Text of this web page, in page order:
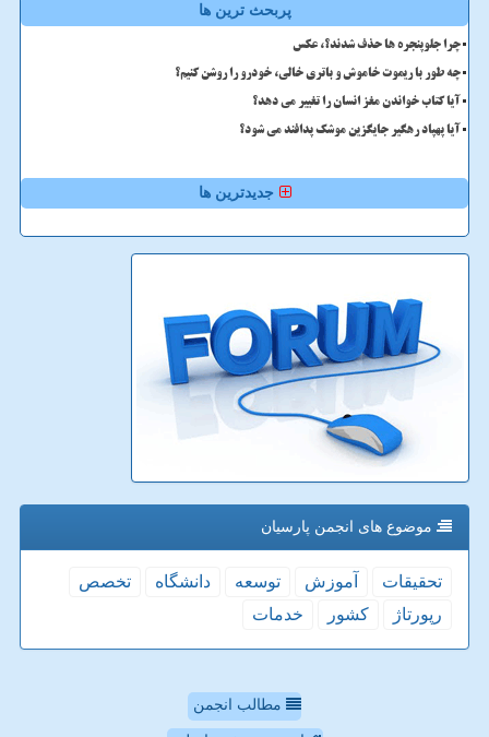
پربحث ترین ها
چرا جلوپنجره ها حذف شدند؟، عکس
چه طور با ریموت خاموش و باتری خالی، خودرو را روشن کنیم؟
آیا کتاب خواندن مغز انسان را تغییر می دهد؟
آیا پهپاد رهگیر جایگزین موشک پدافند می شود؟
جدیدترین ها
موضوع های انجمن پارسیان
تحقیقات آموزش توسعه دانشگاه
تخصص
رپورتاژ
كشور خدمات
مطالب انجمن